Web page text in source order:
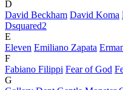
D
David Beckham David Koma
Dsquared2
E
Eleven Emiliano Zapata
F
Fabiano Filippi Fear of God
G